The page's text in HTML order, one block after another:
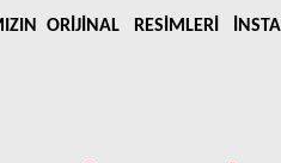
ORİJİNAL RESİMLERİ